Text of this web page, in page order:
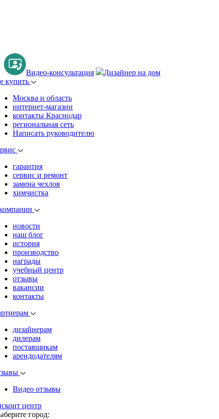
Видео-консультация
Дизайнер на дом
купить
Москва и область
интернет-магазин
контакты Краснодар
региональная сеть
Написать руководителю
гарантия
сервис и ремонт
замена чехлов
химчистка
новости
наш блог
история
производство
награды
учебный центр
отзывы
вакансии
контакты
дизайнерам
дилерам
поставщикам
арендодателям
Видео отзывы
центр
город: